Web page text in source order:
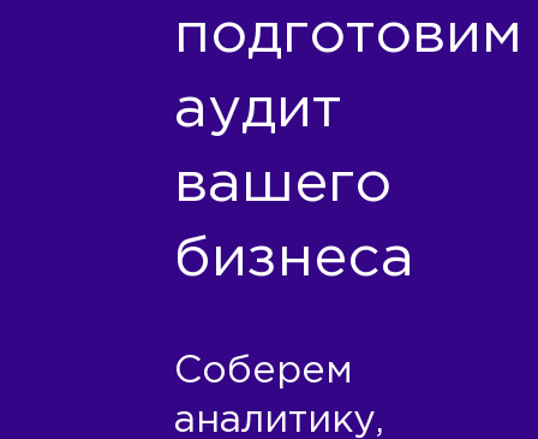
подготовим
аудит
вашего
бизнеса
Соберем
аналитику,